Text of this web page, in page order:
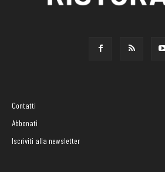
Contatti
Abbonati
Iscriviti alla newsletter